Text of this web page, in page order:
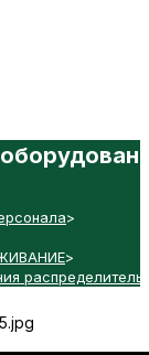
>
>